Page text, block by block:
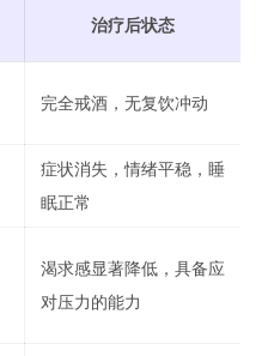
治疗后状态
完全戒酒，无复饮冲动
症状消失，情绪平稳，睡
眠正常
渴求感显著降低，具备应
对压力的能力